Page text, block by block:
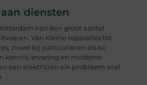
diensten
kan een groot aantal
Van kleine reparaties tot
zowel bij particulieren als bij
kennis, ervaring en moderne
een elektricien elk probleem snel